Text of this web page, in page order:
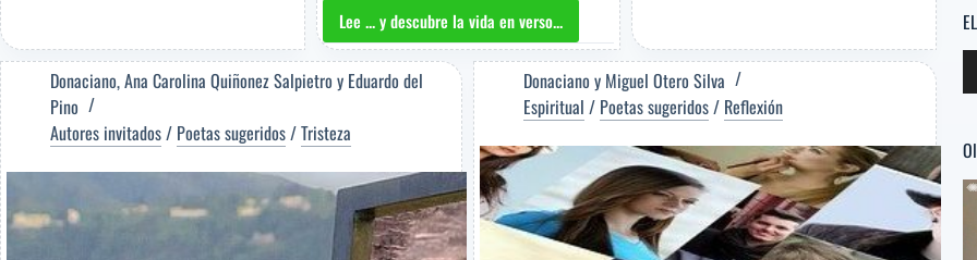
Editor]
Horacio
Benavides
sugerido]
Lee ... y descubre la vida en verso...
OTRA
HISTORIA
ANODINA
[Poema
del
Editor]
Dina
Posada
[Poeta
sugerido]
[Poema
Editor]
Antonia
Alvarez
Alvarez
[Poeta
sugerido]
Donaciano,Ana Carolina Quiñonez Salpietro y Eduardo del
Pino
Autores invitados/ Poetas sugeridos/Tristeza
Donaciano y Miguel Otero Silva
Espiritual / Poetas sugeridos/ Reflexión
de